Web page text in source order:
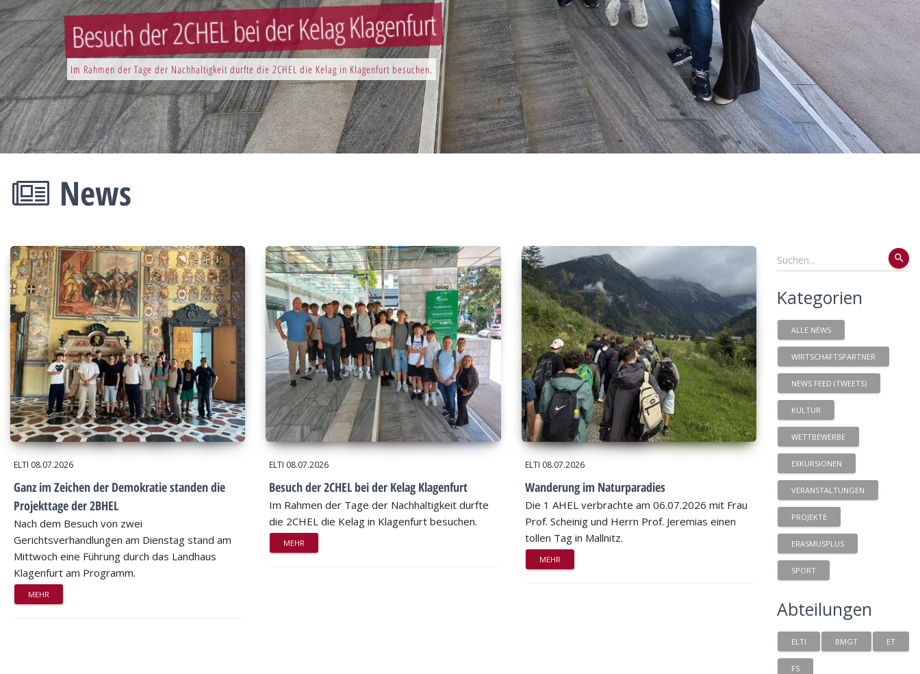
Im Rahmen der Tage der Nachhaltigkeit durfte die 2CHEL die Kelag in Klagenfurt besuchen.
Besuch der 2CHEL bei der Kelag Klagenfurt
News
ELTI 08.07.2026
Ganz im Zeichen der Demokratie standen die
Projekttage der 2BHEL
Nach dem Besuch von zwei
Gerichtsverhandlungen am Dienstag stand am
Mittwoch eine Führung durch das Landhaus
Klagenfurt am Programm.
MEHR
ELTI 08.07.2026
Besuch der 2CHEL bei der Kelag Klagenfurt
Im Rahmen der Tage der Nachhaltigkeit durfte
die 2CHEL die Kelag in Klagenfurt besuchen.
MEHR
ELTI 08.07.2026
Wanderung im Naturparadies
Die 1 AHEL verbrachte am 06.07.2026 mit Frau
Prof. Scheinig und Herrn Prof. Jeremias einen
tollen Tag in Mallnitz.
MEHR
search
Kategorien
ALLE NEWS
WIRTSCHAFTSPARTNER
NEWS FEED (TWEETS)
KULTUR
WETTBEWERBE
EXKURSIONEN
VERANSTALTUNGEN
PROJEKTE
ERASMUSPLUS
SPORT
Abteilungen
ELTI BMGT ET
FS